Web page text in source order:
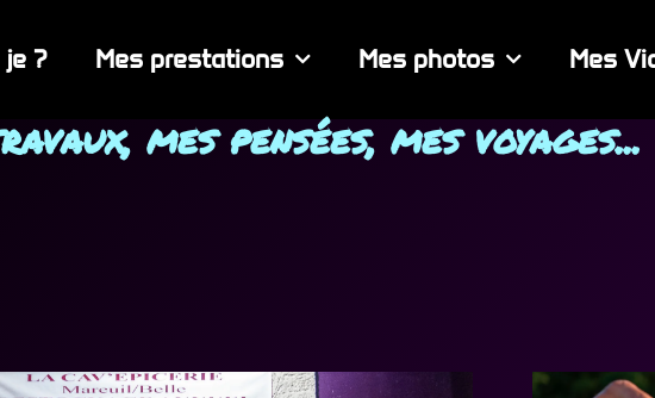
je ? Mes prestations Mes photos Mes
mes pensées, mes voyages...